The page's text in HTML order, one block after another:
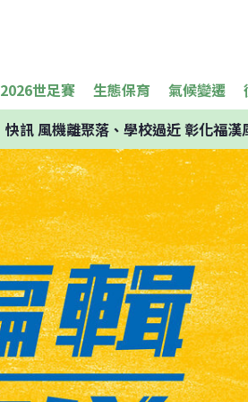
2026世足賽 生態保育 氣候變遷
快訊風機離聚落、學校過近 彰化福